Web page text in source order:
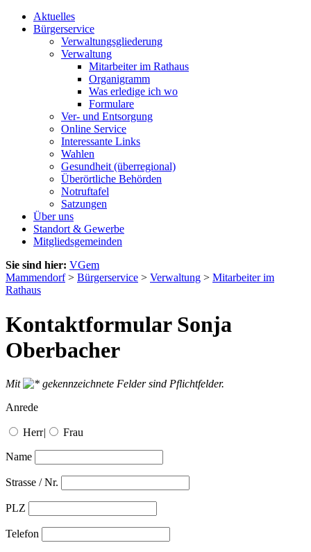
Aktuelles
Bürgerservice
Verwaltungsgliederung
Verwaltung
Mitarbeiter im Rathaus
Organigramm
Was erledige ich wo
Formulare
Ver- und Entsorgung
Online Service
Interessante Links
Wahlen
Gesundheit (überregional)
Überörtliche Behörden
Notruftafel
Satzungen
Über uns
Standort & Gewerbe
Mitgliedsgemeinden
Sie sind hier: VGem
Mammendorf> Bürgerservice > Verwaltung > Mitarbeiter im
Rathaus
Kontaktformular Sonja
Oberbacher
Mit
gekennzeichnete Felder sind Pflichtfelder.
Anrede
Herr| Frau
Name
Strasse / Nr.
PLZ
Telefon